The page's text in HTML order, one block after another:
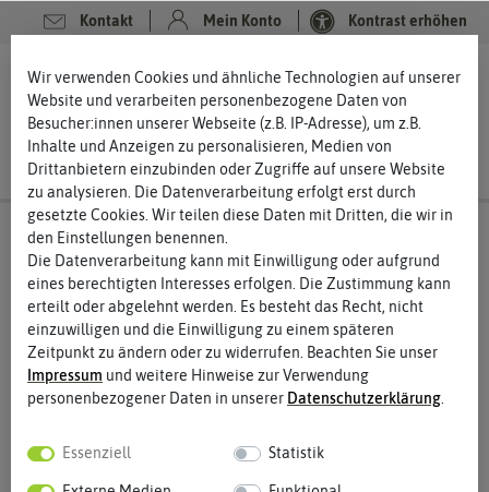
Kontakt Mein Konto Kontrast erhöhen
0 0
Wir verwenden Cookies und ähnliche Technologien auf unserer
Website und verarbeiten personenbezogene Daten von
Besucher:innen unserer Webseite (z.B. IP-Adresse), um z.B.
Inhalte und Anzeigen zu personalisieren, Medien von
Drittanbietern einzubinden oder Zugriffe auf unsere Website
zu analysieren. Die Datenverarbeitung erfolgt erst durch
gesetzte Cookies. Wir teilen diese Daten mit Dritten, die wir in
den Einstellungen benennen.
Die Datenverarbeitung kann mit Einwilligung oder aufgrund
eines berechtigten Interesses erfolgen. Die Zustimmung kann
erteilt oder abgelehnt werden. Es besteht das Recht, nicht
einzuwilligen und die Einwilligung zu einem späteren
Zeitpunkt zu ändern oder zu widerrufen. Beachten Sie unser
Impressum und weitere Hinweise zur Verwendung
personenbezogener Daten in unserer Daten­schutz­erklärung
Essenziell Statistik